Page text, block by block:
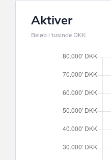
Aktiver
Beløb i tusinde DKK